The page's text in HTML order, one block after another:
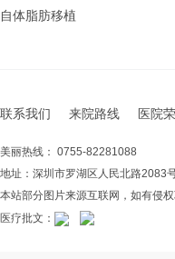
自体脂肪移植
联系我们 来院路线 医院
美丽热线： 0755-82281088
地址：深圳市罗湖区人民北路2083
本站部分图片来源互联网，如有侵
医疗批文：